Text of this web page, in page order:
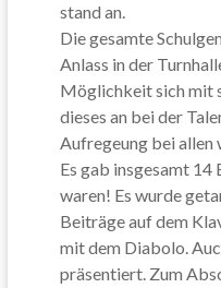
stand an.
Die gesamte
Anlass in der
Möglichkeit sich mit
dieses an bei der
Aufregeung bei allen
Es gab insgesamt 14
waren! Es wurde
Beiträge auf dem
mit dem Diabolo.
präsentiert. Zum